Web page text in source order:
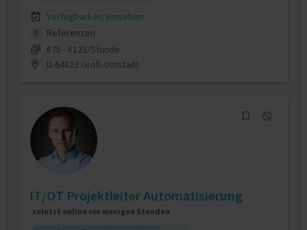
Verfügbarkeit einsehen
0
Referenzen
€75 - €125/Stunde
D-64823 Groß-Umstadt
IT/OT Projektleiter Automatisierung
zuletzt online vor wenigen Stunden